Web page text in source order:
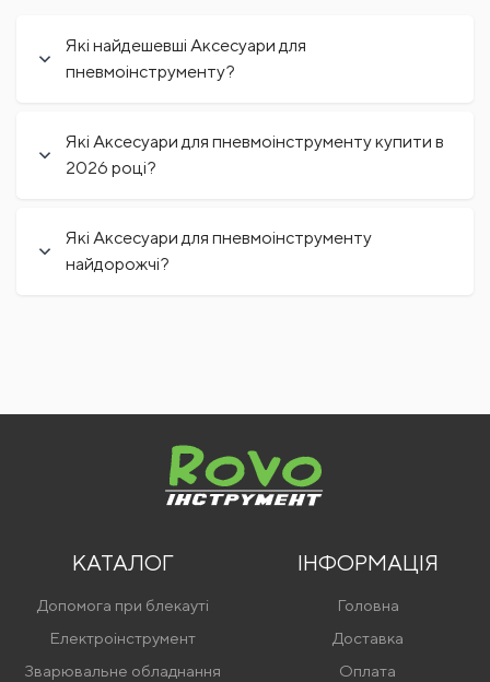
Які найдешевші Аксесуари для
пневмоінструменту?
Які Аксесуари для пневмоінструменту купити в
2026 році?
Які Аксесуари для пневмоінструменту
найдорожчі?
КАТАЛОГ
Допомога при блекауті
Електроінструмент
Зварювальне обладнання
ІНФОРМАЦІЯ
Головна
Доставка
Оплата